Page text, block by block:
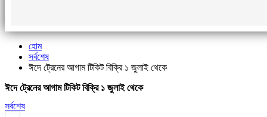
হোম
সর্বশেষ
ঈদে ট্রেনের আগাম টিকিট বিক্রি ১ জুলাই থেকে
ঈদে ট্রেনের আগাম টিকিট বিক্রি ১ জুলাই থেকে
সর্বশেষ